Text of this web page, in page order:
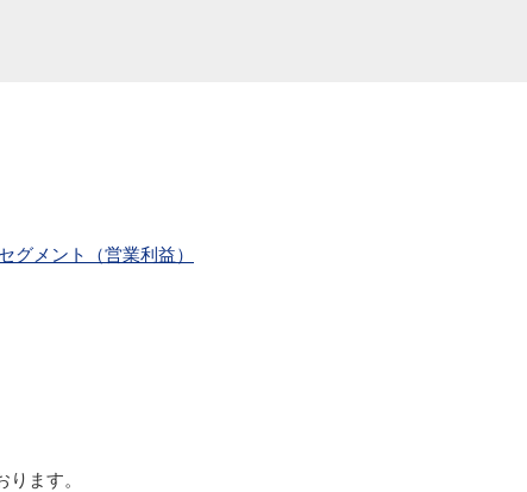
セグメント（営業利益）
ます。